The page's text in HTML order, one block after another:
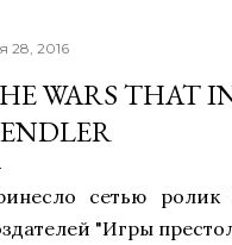
28, 2016
WARS THAT
сетью
"Игры